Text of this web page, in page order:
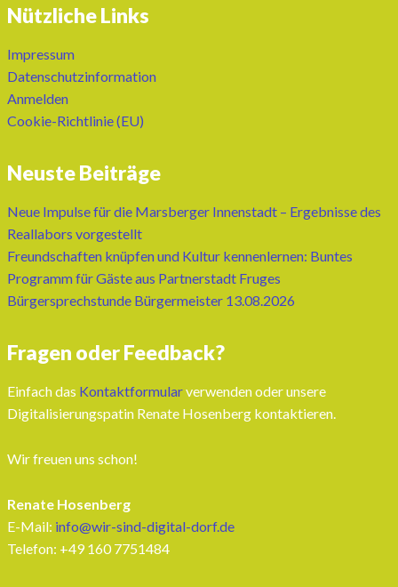
Nützliche Links
Impressum
Datenschutzinformation
Anmelden
Cookie-Richtlinie (EU)
Neuste Beiträge
Neue Impulse für die Marsberger Innenstadt – Ergebnisse des
Reallabors vorgestellt
Freundschaften knüpfen und Kultur kennenlernen: Buntes
Programm für Gäste aus Partnerstadt Fruges
Bürgersprechstunde Bürgermeister 13.08.2026
Fragen oder Feedback?
Einfach das Kontaktformularverwenden oder unsere
Digitalisierungspatin Renate Hosenberg kontaktieren.
Wir freuen uns schon!
Renate Hosenberg
E-Mail: info@wir-sind-digital-dorf.de
Telefon: ‭+49 160 7751484‬